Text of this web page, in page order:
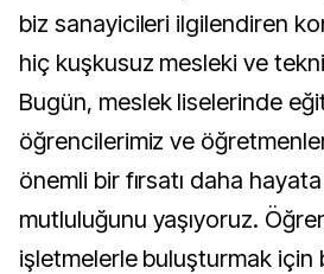
biz sanayicileri ilgilendiren
hiç kuşkusuz mesleki ve
Bugün, meslek liselerinde
öğrencilerimiz ve
önemli bir fırsatı daha
mutluluğunu yaşıyoruz.
işletmelerle buluşturmak için